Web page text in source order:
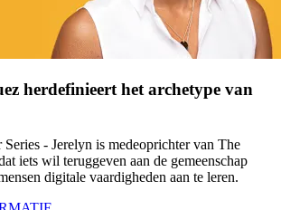
herdefinieert het archetype van
- Jerelyn is medeoprichter van The
iets wil teruggeven aan de gemeenschap
digitale vaardigheden aan te leren.